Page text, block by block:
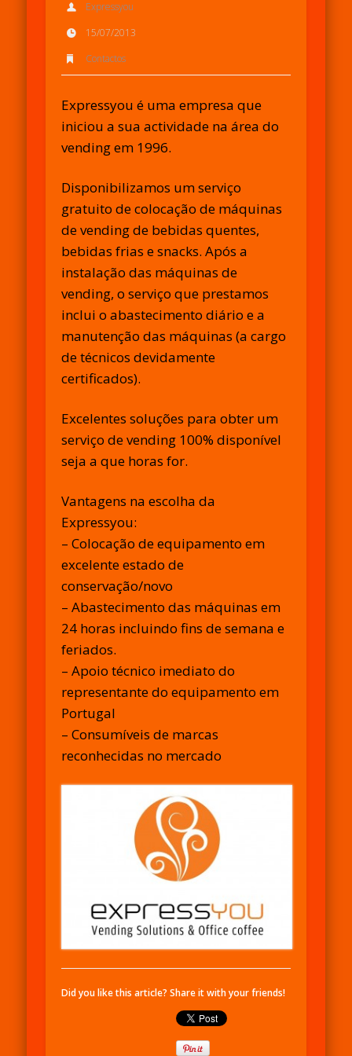
Expressyou
15/07/2013
Contactos
Expressyou é uma empresa que
iniciou a sua actividade na área do
vending em 1996.
Disponibilizamos um serviço
gratuito de colocação de máquinas
de vending de bebidas quentes,
bebidas frias e snacks. Após a
instalação das máquinas de
vending, o serviço que prestamos
inclui o abastecimento diário e a
manutenção das máquinas (a cargo
de técnicos devidamente
certificados).
Excelentes soluções para obter um
serviço de vending 100% disponível
seja a que horas for.
Vantagens na escolha da
Expressyou:
– Colocação de equipamento em
excelente estado de
conservação/novo
– Abastecimento das máquinas em
24 horas incluindo fins de semana e
feriados.
– Apoio técnico imediato do
representante do equipamento em
Portugal
– Consumíveis de marcas
reconhecidas no mercado
Did you like this article? Share it with your friends!